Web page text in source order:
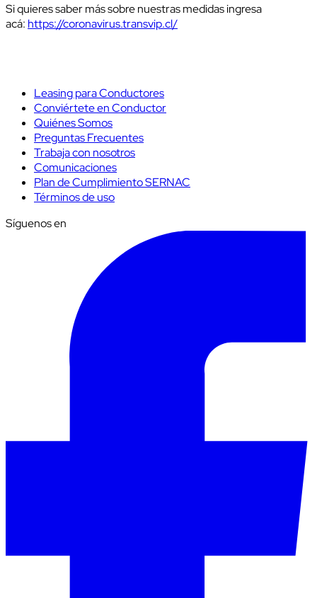
Si quieres saber más sobre nuestras medidas ingresa
acá: https://coronavirus.transvip.cl/
Leasing para Conductores
Conviértete en Conductor
Quiénes Somos
Preguntas Frecuentes
Trabaja con nosotros
Comunicaciones
Plan de Cumplimiento SERNAC
Términos de uso
Síguenos en